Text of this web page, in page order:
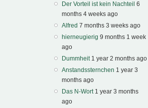
Der Vorteil ist kein Nachteil 6
months 4 weeks ago
Alfred 7 months 3 weeks ago
hierneugierig 9 months 1 week
ago
Dummheit 1 year 2 months ago
Anstandssternchen 1 year 3
months ago
Das N-Wort 1 year 3 months
ago